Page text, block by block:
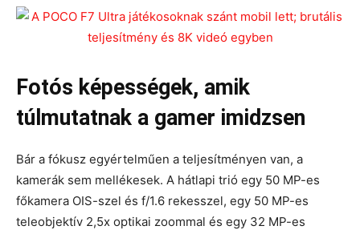
Fotós képességek, amik
túlmutatnak a gamer imidzsen
Bár a fókusz egyértelműen a teljesítményen van, a
kamerák sem mellékesek. A hátlapi trió egy 50 MP-es
főkamera OIS-szel és f/1.6 rekesszel, egy 50 MP-es
teleobjektív 2,5x optikai zoommal és egy 32 MP-es